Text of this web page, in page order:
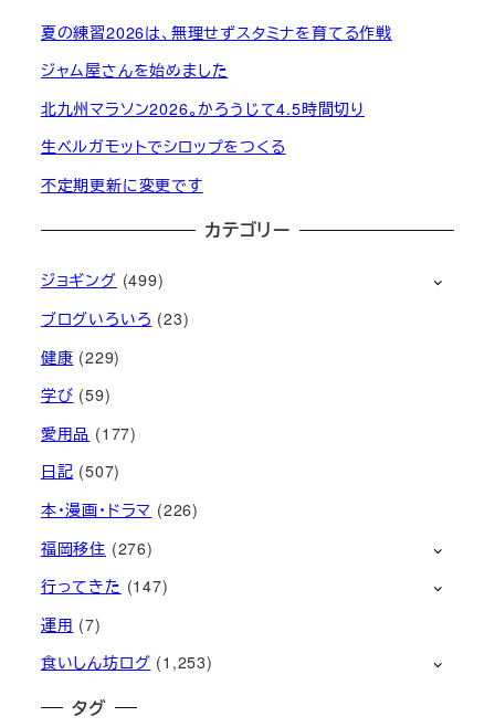
夏の練習2026は、無理せずスタミナを育てる作戦
ジャム屋さんを始めました
北九州マラソン2026。かろうじて4.5時間切り
生ベルガモットでシロップをつくる
不定期更新に変更です
カテゴリー
ジョギング (499)
ブログいろいろ (23)
健康 (229)
学び (59)
愛用品 (177)
日記 (507)
本・漫画・ドラマ (226)
福岡移住 (276)
行ってきた (147)
運用 (7)
食いしん坊ログ (1,253)
タグ